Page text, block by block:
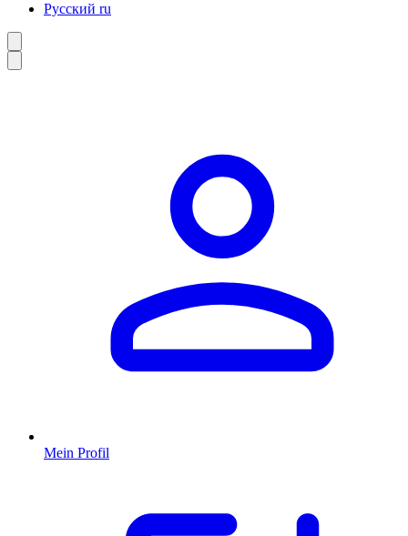
Русский ru
Mein Profil